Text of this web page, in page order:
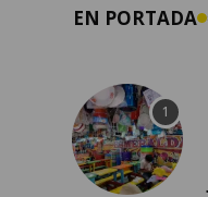
EN PORTADA